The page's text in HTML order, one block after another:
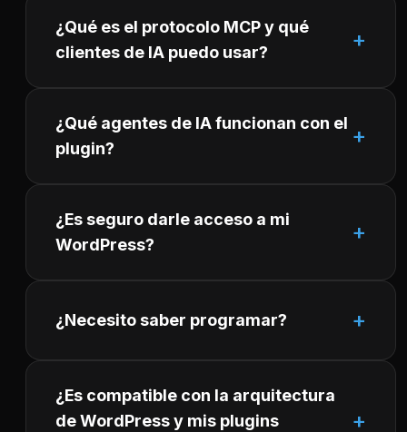
¿Qué es el protocolo MCP y qué
clientes de IA puedo usar?
¿Qué agentes de IA funcionan con el
plugin?
¿Es seguro darle acceso a mi
WordPress?
¿Necesito saber programar?
¿Es compatible con la arquitectura
de WordPress y mis plugins